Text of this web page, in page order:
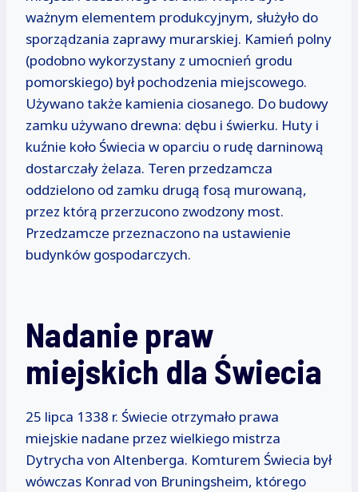
ważnym elementem produkcyjnym, służyło do
sporządzania zaprawy murarskiej. Kamień polny
(podobno wykorzystany z umocnień grodu
pomorskiego) był pochodzenia miejscowego.
Używano także kamienia ciosanego. Do budowy
zamku używano drewna: dębu i świerku. Huty i
kuźnie koło Świecia w oparciu o rudę darninową
dostarczały żelaza. Teren przedzamcza
oddzielono od zamku drugą fosą murowaną,
przez którą przerzucono zwodzony most.
Przedzamcze przeznaczono na ustawienie
budynków gospodarczych.
Nadanie praw
miejskich dla Świecia
25 lipca 1338 r. Świecie otrzymało prawa
miejskie nadane przez wielkiego mistrza
Dytrycha von Altenberga. Komturem Świecia był
wówczas Konrad von Bruningsheim, którego